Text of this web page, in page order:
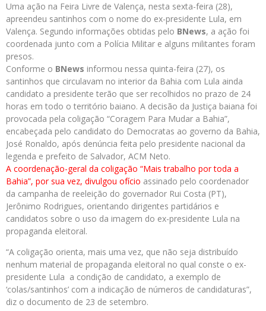
Uma ação na Feira Livre de Valença, nesta sexta-feira (28),
apreendeu santinhos com o nome do ex-presidente Lula, em
Valença. Segundo informações obtidas pelo BNews, a ação foi
coordenada junto com a Polícia Militar e alguns militantes foram
presos.
Conforme o BNews informou nessa quinta-feira (27), os
santinhos que circulavam no interior da Bahia com Lula ainda
candidato a presidente terão que ser recolhidos no prazo de 24
horas em todo o território baiano. A decisão da Justiça baiana foi
provocada pela coligação “Coragem Para Mudar a Bahia”,
encabeçada pelo candidato do Democratas ao governo da Bahia,
José Ronaldo, após denúncia feita pelo presidente nacional da
legenda e prefeito de Salvador, ACM Neto.
A coordenação-geral da coligação “Mais trabalho por toda a
Bahia”, por sua vez, divulgou ofício assinado pelo coordenador
da campanha de reeleição do governador Rui Costa (PT),
Jerônimo Rodrigues, orientando dirigentes partidários e
candidatos sobre o uso da imagem do ex-presidente Lula na
propaganda eleitoral.
“A coligação orienta, mais uma vez, que não seja distribuído
nenhum material de propaganda eleitoral no qual conste o ex-
presidente Lula a condição de candidato, a exemplo de
‘colas/santinhos’ com a indicação de números de candidaturas”,
diz o documento de 23 de setembro.